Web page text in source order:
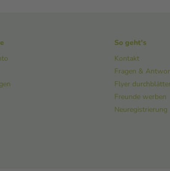
So geht's
Kontakt
Fragen &
Flyer
Freunde werben
Neuregistrierung